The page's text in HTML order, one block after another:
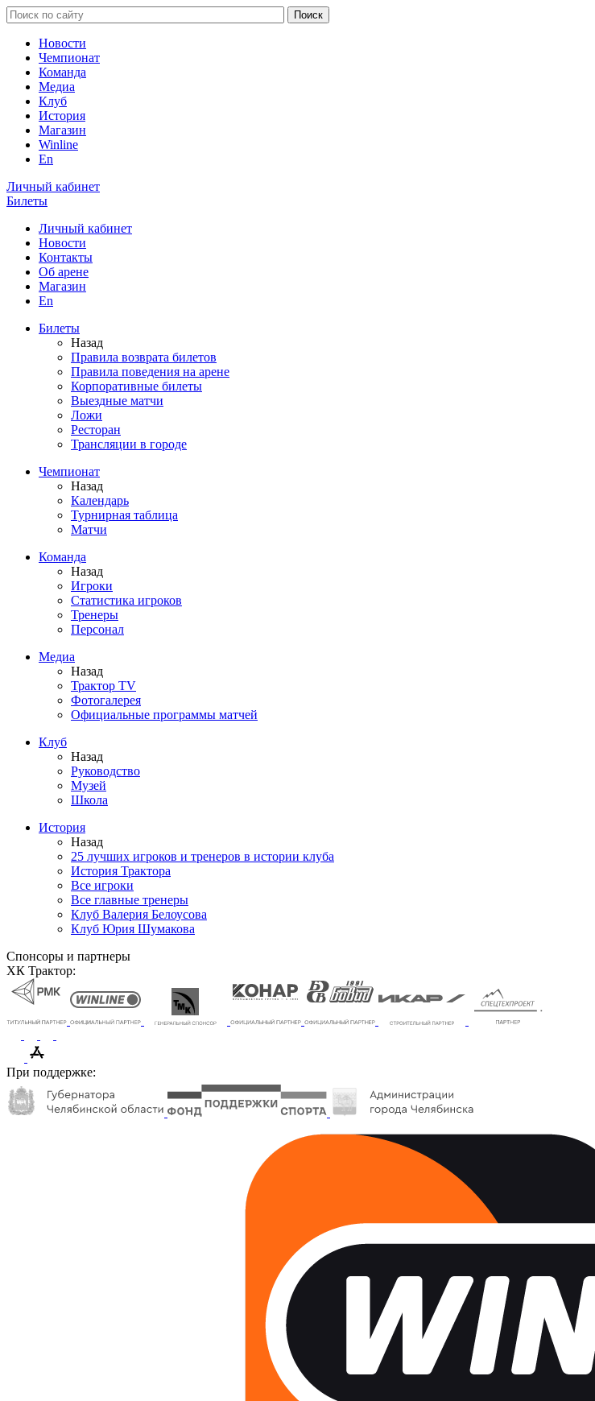
Новости
Чемпионат
Команда
Медиа
Клуб
История
Магазин
Winline
En
Личный кабинет
Билеты
Личный кабинет
Новости
Контакты
Об арене
Магазин
En
Билеты
Назад
Правила возврата билетов
Правила поведения на арене
Корпоративные билеты
Выездные матчи
Ложи
Ресторан
Трансляции в городе
Чемпионат
Назад
Календарь
Турнирная таблица
Матчи
Команда
Назад
Игроки
Статистика игроков
Тренеры
Персонал
Медиа
Назад
Трактор TV
Фотогалерея
Официальные программы матчей
Клуб
Назад
Руководство
Музей
Школа
История
Назад
25 лучших игроков и тренеров в истории клуба
История Трактора
Все игроки
Все главные тренеры
Клуб Валерия Белоусова
Клуб Юрия Шумакова
Спонсоры и партнеры
ХК Трактор:
При поддержке: